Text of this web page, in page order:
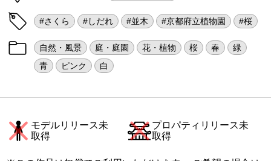
#さくら #しだれ #並木 #京都府立植物園 #桜
自然・風景 庭・庭園 花・植物 桜 春
緑
青
ピンク 白
モデルリリース未
取得
プロパティリリース未
取得